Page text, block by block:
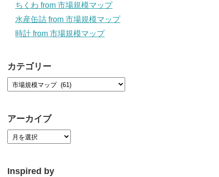
ちくわ from 市場規模マップ
水産缶詰 from 市場規模マップ
時計 from 市場規模マップ
カテゴリー
アーカイブ
Inspired by